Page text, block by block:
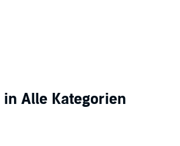
in Alle Kategorien